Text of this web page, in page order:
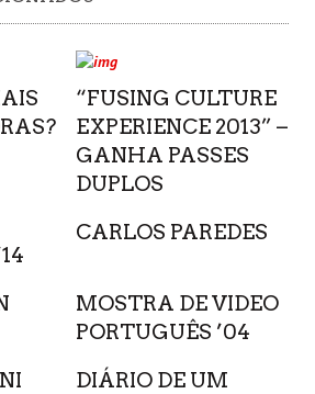
“FUSING CULTURE
EXPERIENCE 2013” –
GANHA PASSES
DUPLOS
CARLOS PAREDES
MOSTRA DE VIDEO
PORTUGUÊS ’04
DIÁRIO DE UM